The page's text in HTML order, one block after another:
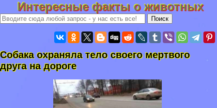
Интересные факты о животных
Собака охраняла тело своего мертвого
друга на дороге